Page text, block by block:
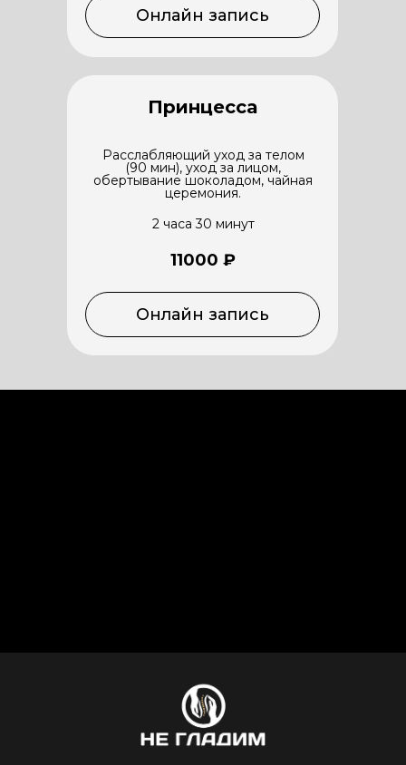
Онлайн запись
Онлайн запись
Принцесса
2 часа 30 минут
Расслабляющий уход за телом
(90 мин), уход за лицом,
обертывание шоколадом, чайная
церемония.
11000 ₽
Екатеринбург, ул. Малышева, д. 7